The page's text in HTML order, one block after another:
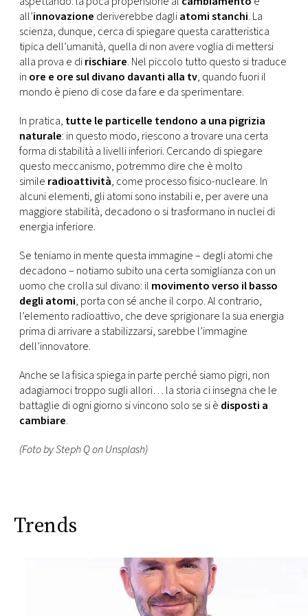
CONSIGLIA
all’innovazione deriverebbe dagliatomi stanchi. La
scienza, dunque, cerca di spiegare questa caratteristica
tipica dell’umanità, quella di non avere voglia di mettersi
alla prova e dirischiare. Nel piccolo tutto questo si traduce
in ore e ore sul divano davanti alla tv, quando fuori il
mondo è pieno di cose da fare e da sperimentare.
In pratica, tutte le particelle tendono a una pigrizia
naturale: in questo modo, riescono a trovare una certa
forma di stabilità a livelli inferiori. Cercando di spiegare
questo meccanismo, potremmo dire che è molto
simile radioattività, come processo fisico-nucleare. In
alcuni elementi, gli atomi sono instabili e, per avere una
maggiore stabilità, decadono o si trasformano in nuclei di
energia inferiore.
Se teniamo in mente questa immagine – degli atomi che
decadono – notiamo subito una certa somiglianza con un
uomo che crolla sul divano: il movimento verso il basso
degli atomi, porta con sé anche il corpo. Al contrario,
l’elemento radioattivo, che deve sprigionare la sua energia
prima di arrivare a stabilizzarsi, sarebbe l’immagine
dell’innovatore.
Anche se la fisica spiega in parte perché siamo pigri, non
adagiamoci troppo sugli allori… la storia ci insegna che le
battaglie di ogni giorno si vincono solo se si è disposti a
cambiare.
(Foto by Steph Q on Unsplash)
Trends